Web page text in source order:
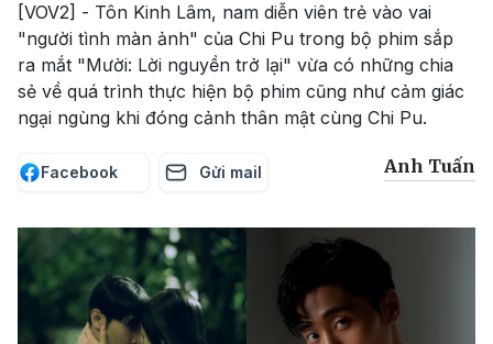
[VOV2] - Tôn Kinh Lâm, nam diễn viên trẻ vào vai
"người tình màn ảnh" của Chi Pu trong bộ phim sắp
ra mắt "Mười: Lời nguyền trở lại" vừa có những chia
sẻ về quá trình thực hiện bộ phim cũng như cảm giác
ngại ngùng khi đóng cảnh thân mật cùng Chi Pu.
Facebook Gửi mail Anh Tuấn